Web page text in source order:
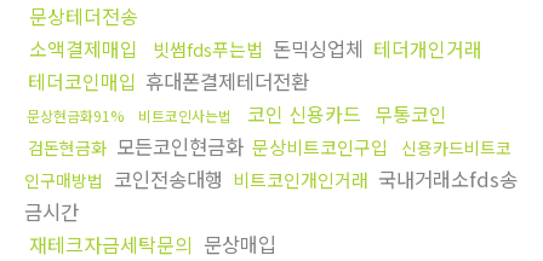
문상테더전송
소액결제매입
빗썸fds푸는법 돈믹싱업체 테더개인거래
테더코인매입 휴대폰결제테더전환
문상현금화91% 비트코인사는법 코인 신용카드 무통코인
검돈현금화 모든코인현금화 문상비트코인구입
신용카드비트코
인구매방법 코인전송대행 비트코인개인거래 국내거래소fds송
금시간
재테크자금세탁문의 문상매입